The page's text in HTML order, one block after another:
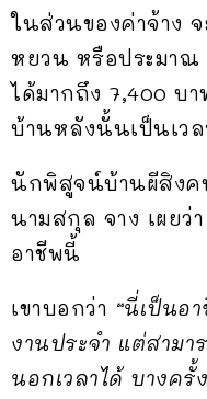
ในส่วนของค่าจ้าง
หยวน หรือประมาณ
ได้มากถึง 7,400 บ
บ้านหลังนั้นเป็นเวล
นักพิสูจน์บ้านผีสิง
นามสกุล จาง เผยว่
อาชีพนี้
เขาบอกว่า “นี่เป็นอ
งานประจำ แต่สามา
นอกเวลาได้ บางครั้